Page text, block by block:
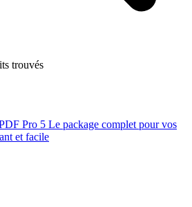
trouvés
Pro 5 Le package complet pour vos
et facile